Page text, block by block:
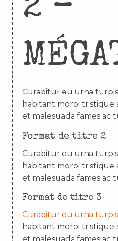
2 –
Curabitur eu urna
habitant morbi tristique
et malesuada fames ac
Format de titre 2
Curabitur eu urna
habitant morbi tristique
et malesuada fames ac
Format de titre 3
Curabitur eu urna turpis
habitant morbi tristique
et malesuada fames ac